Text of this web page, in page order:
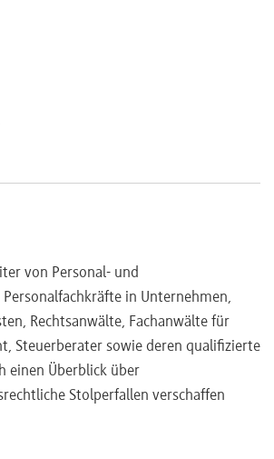
Entendung vor?
unvorhersehbaren Ereignissen?
der Entsendung
in Deutschland
Rückkehr – was muss beachtet
Austrittsabkommen sowie Handels- und
Neufälle
von Personal- und
in Unternehmen,
Rechtsanwälte, Fachanwälte für
Steuerberater sowie deren qualifizierte
einen Überblick über
Stolperfallen verschaffen